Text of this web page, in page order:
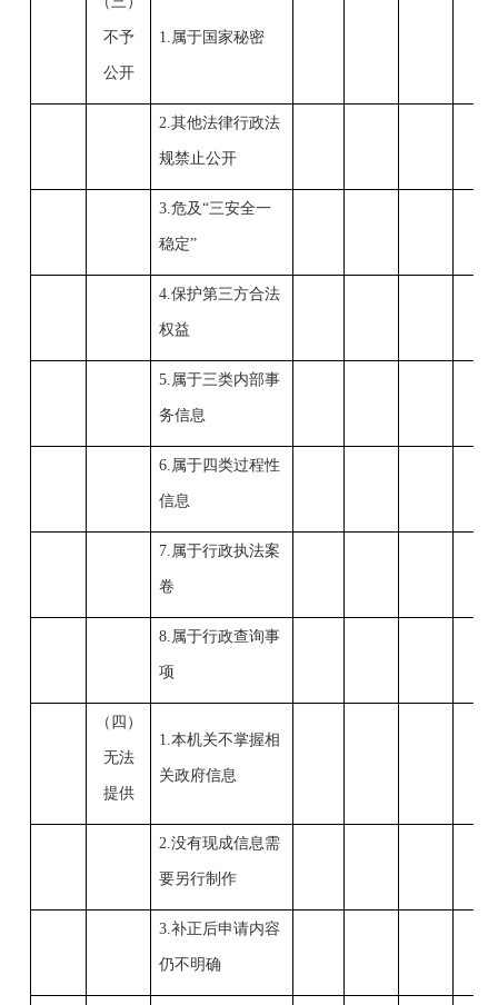
不予
公开
1.属于国家秘密
2.其他法律行政法
规禁止公开
3.危及“三安全一
稳定”
4.保护第三方合法
权益
5.属于三类内部事
务信息
6.属于四类过程性
信息
7.属于行政执法案
卷
8.属于行政查询事
项
（四）
无法
提供
1.本机关不掌握相
关政府信息
2.没有现成信息需
要另行制作
3.补正后申请内容
仍不明确